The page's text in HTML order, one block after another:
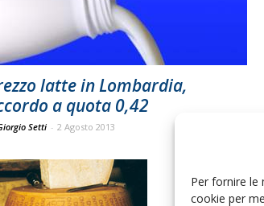
Per fornire le
cookie per
latte in Lombardia,
a quota 0,42
Setti - 2 Agosto 2013